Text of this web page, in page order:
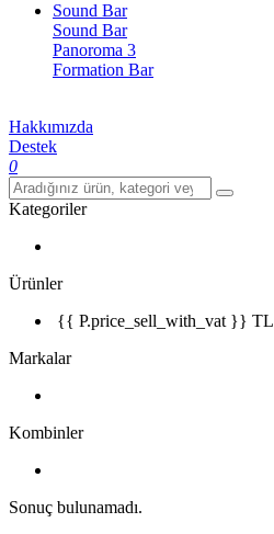
Sound Bar
Sound Bar
Panoroma 3
Formation Bar
Hakkımızda
Destek
0
Kategoriler
Ürünler
{{ P.price_sell_with_vat }} TL
Markalar
Kombinler
Sonuç bulunamadı.